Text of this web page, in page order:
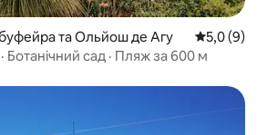
та Ольйош де Агу Середня
5,0 (9)
сад · Пляж за 600 м